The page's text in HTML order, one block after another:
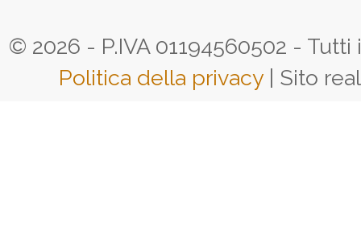
© 2026 - P.IVA 01194560502 -
Politica della privacy | Sito